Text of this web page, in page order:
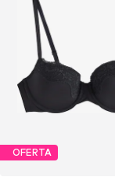
OFERTA